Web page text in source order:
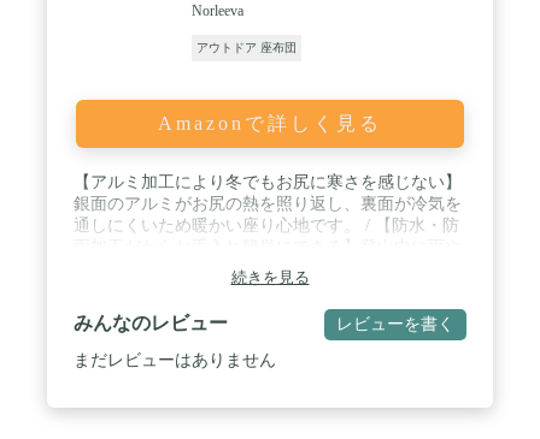
Norleeva
アウトドア 座布団
Amazonで詳しく見る
【アルミ加工により冬でもお尻に寒さを感じない】
銀面のアルミがお尻の熱を照り返し、裏面が冷気を
通しにくいため暖かい座り心地です。 / 【防水・防
雪が降っていても、座布団マットが劣化しにくい。
泥などの汚れついてもさっとふき取りできます。 /
【持ち運びやすいコンパクトサイズ】収納時はコン
パクトに収まるため持ち運びカンタン。クッション
にはストレッチ紐が付いていて、リュックに引っ掛
続きを見る
みんなのレビュー レビューを書く
まだレビューはありません